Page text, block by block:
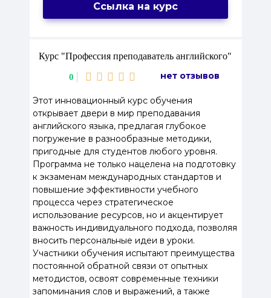
Ссылка на курс
Курс "Профессия преподаватель английского"
0 нет отзывов
Этот инновационный курс обучения
открывает двери в мир преподавания
английского языка, предлагая глубокое
погружение в разнообразные методики,
пригодные для студентов любого уровня.
Программа не только нацелена на подготовку
к экзаменам международных стандартов и
повышение эффективности учебного
процесса через стратегическое
использование ресурсов, но и акцентирует
важность индивидуального подхода, позволяя
вносить персональные идеи в уроки.
Участники обучения испытают преимущества
постоянной обратной связи от опытных
методистов, освоят современные техники
запоминания слов и выражений, а также